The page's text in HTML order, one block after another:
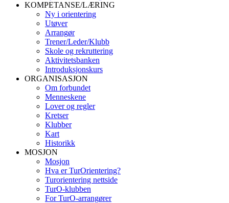
KOMPETANSE/LÆRING
Ny i orientering
Utøver
Arrangør
Trener/Leder/Klubb
Skole og rekruttering
Aktivitetsbanken
Introduksjonskurs
ORGANISASJON
Om forbundet
Menneskene
Lover og regler
Kretser
Klubber
Kart
Historikk
MOSJON
Mosjon
Hva er TurOrientering?
Turorientering nettside
TurO-klubben
For TurO-arrangører